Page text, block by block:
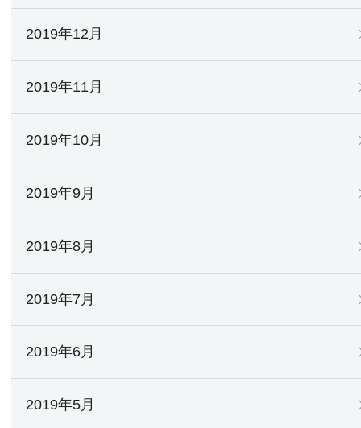
2019年12月
2019年11月
2019年10月
2019年9月
2019年8月
2019年7月
2019年6月
2019年5月